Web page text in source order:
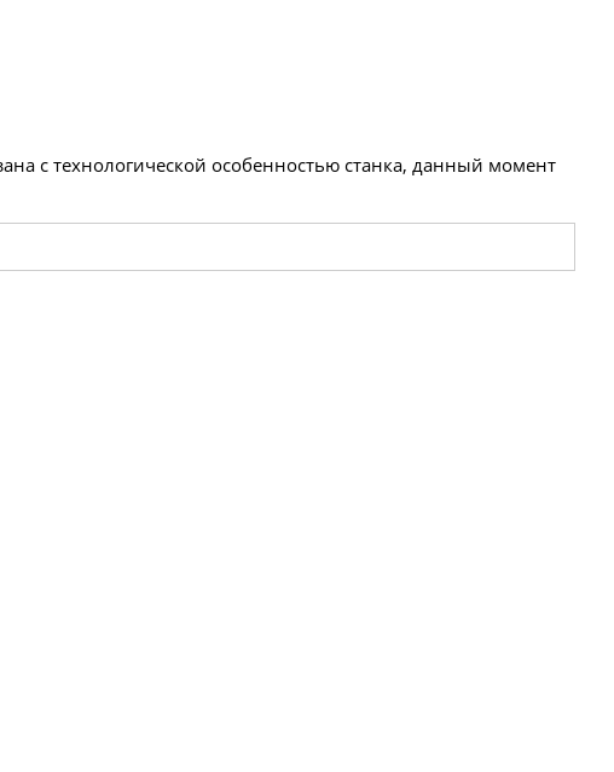
с технологической особенностью станка, данный момент